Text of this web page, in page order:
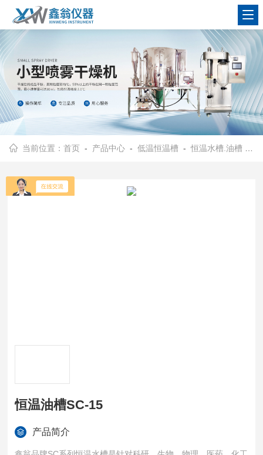
查看更多
当前位置：首页 - 产品中心 -低温恒温槽 -恒温水槽.油槽
恒温油槽SC-15
产品简介